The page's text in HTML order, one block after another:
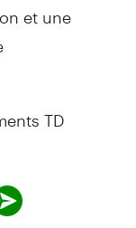
et une
TD